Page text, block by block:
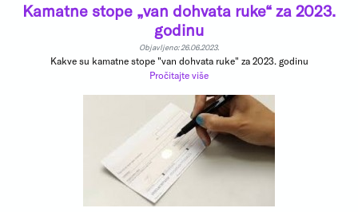
Kamatne stope „van dohvata ruke“ za 2023.
godinu
Objavljeno: 26.06.2023.
Kakve su kamatne stope "van dohvata ruke" za 2023. godinu
Pročitajte više